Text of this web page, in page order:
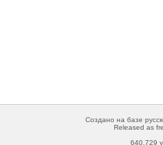
Создано на базе
Released as
640,729